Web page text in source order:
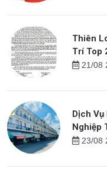
Thiên
Trí Top
21/08
Dịch Vụ
Nghiệp
23/08